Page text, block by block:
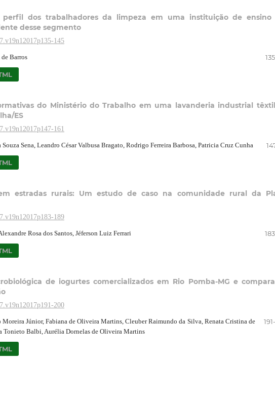
dos trabalhadores da limpeza em uma instituição de ensino
desse segmento
145
Barros
do Ministério do Trabalho em uma lavanderia industrial
ES
161
Sena, Leandro César Valbusa Bragato, Rodrigo Ferreira Barbosa, Patricia Cruz Cunha
estradas rurais: Um estudo de caso na comunidade rural da
189
Rosa dos Santos, Jéferson Luiz Ferrari
de iogurtes comercializados em Rio Pomba-MG e
200
Moreira Júnior, Fabiana de Oliveira Martins, Cleuber Raimundo da Silva, Renata Cristina de
Balbi, Aurélia Dornelas de Oliveira Martins